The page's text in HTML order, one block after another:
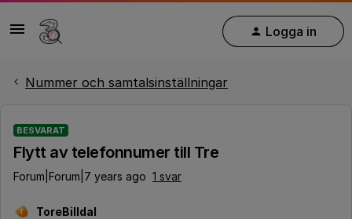
Logga in
Nummer och samtalsinställningar
BESVARAT
Flytt av telefonnumer till Tre
Forum|Forum|7 years ago 1 svar
T ToreBilldal